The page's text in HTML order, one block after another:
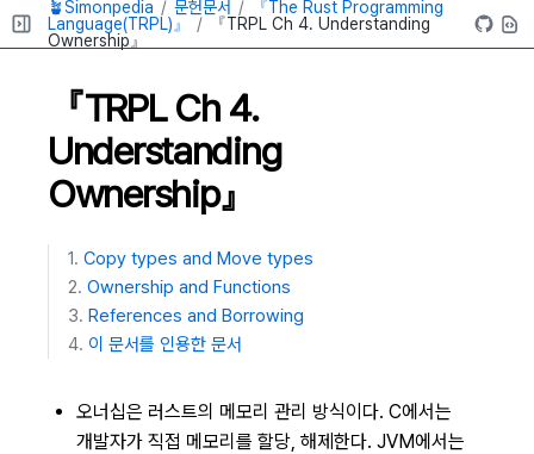
🪴Simonpedia 문헌문서
『The Rust Programming
Language(TRPL)』
『TRPL Ch 4. Understanding
Ownership』
『TRPL Ch 4.
Understanding
Ownership』
Copy types and Move types
Ownership and Functions
References and Borrowing
이 문서를 인용한 문서
오너십은 러스트의 메모리 관리 방식이다. C에서는
개발자가 직접 메모리를 할당, 해제한다. JVM에서는